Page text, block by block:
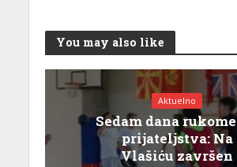
You may also like
Aktuelno
Sedam dana
prijateljstva: Na
Vlašiću završen